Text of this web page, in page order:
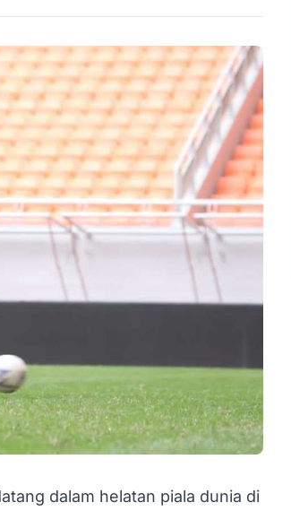
dalam helatan piala dunia di